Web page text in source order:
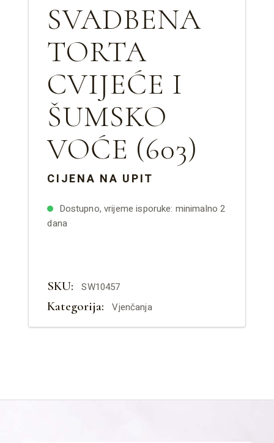
SVADBENA
TORTA
CVIJEĆE I
ŠUMSKO
VOĆE (603)
CIJENA NA UPIT
Dostupno, vrijeme isporuke: minimalno 2
dana
SKU: SW10457
Kategorija: Vjenčanja